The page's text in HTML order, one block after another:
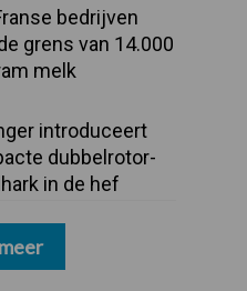
bedrijven
grens van 14.000
melk
introduceert
dubbelrotor-
in de hef